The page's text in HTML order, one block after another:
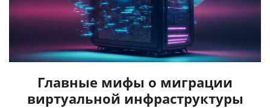
Главные мифы о миграции
виртуальной инфраструктуры